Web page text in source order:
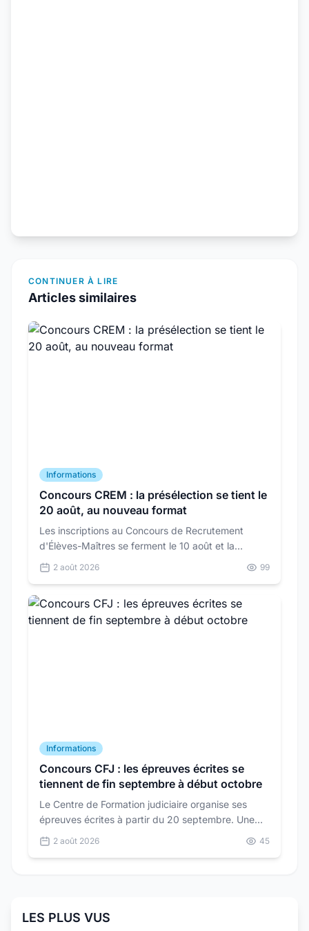
CONTINUER À LIRE
Articles similaires
Informations
Concours CREM : la présélection se tient le
20 août, au nouveau format
Les inscriptions au Concours de Recrutement
d'Élèves-Maîtres se ferment le 10 août et la
présélection se tient le 20 août. Le format de
l'épreuve a changé pour les quatre options.
2 août 2026 99
Informations
Concours CFJ : les épreuves écrites se
tiennent de fin septembre à début octobre
Le Centre de Formation judiciaire organise ses
épreuves écrites à partir du 20 septembre. Une
seule épreuve d'admission suit : un oral de 30
minutes au coefficient 3.
2 août 2026 45
LES PLUS VUS